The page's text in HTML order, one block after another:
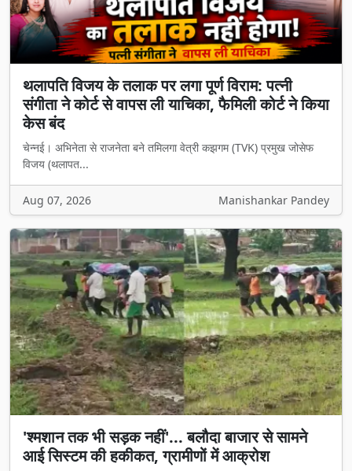
थलापति विजय के तलाक पर लगा पूर्ण विराम: पत्नी
संगीता ने कोर्ट से वापस ली याचिका, फैमिली कोर्ट ने किया
केस बंद
चेन्नई। अभिनेता से राजनेता बने तमिलगा वेत्री कझगम (TVK) प्रमुख जोसेफ
विजय (थलापत...
Aug 07, 2026 Manishankar Pandey
'श्मशान तक भी सड़क नहीं'... बलौदा बाजार से सामने
आई सिस्टम की हकीकत, ग्रामीणों में आक्रोश